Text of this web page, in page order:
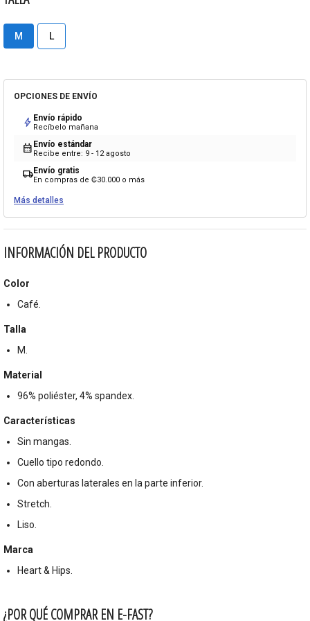
M L
OPCIONES DE ENVÍO
bolt Envío rápido
Recíbelo mañana
calendar_month Envío estándar
Recibe entre: 9 - 12 agosto
local_shippingEnvío gratis
En compras de ₡30.000 o más
Más detalles
INFORMACIÓN DEL PRODUCTO
Color
Café.
Talla
M.
Material
96% poliéster, 4% spandex.
Características
Sin mangas.
Cuello tipo redondo.
Con aberturas laterales en la parte inferior.
Stretch.
Liso.
Marca
Heart & Hips.
¿POR QUÉ COMPRAR EN E-FAST?